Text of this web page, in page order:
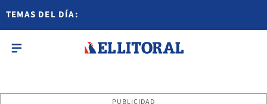
TEMAS DEL DÍA:
PUBLICIDAD